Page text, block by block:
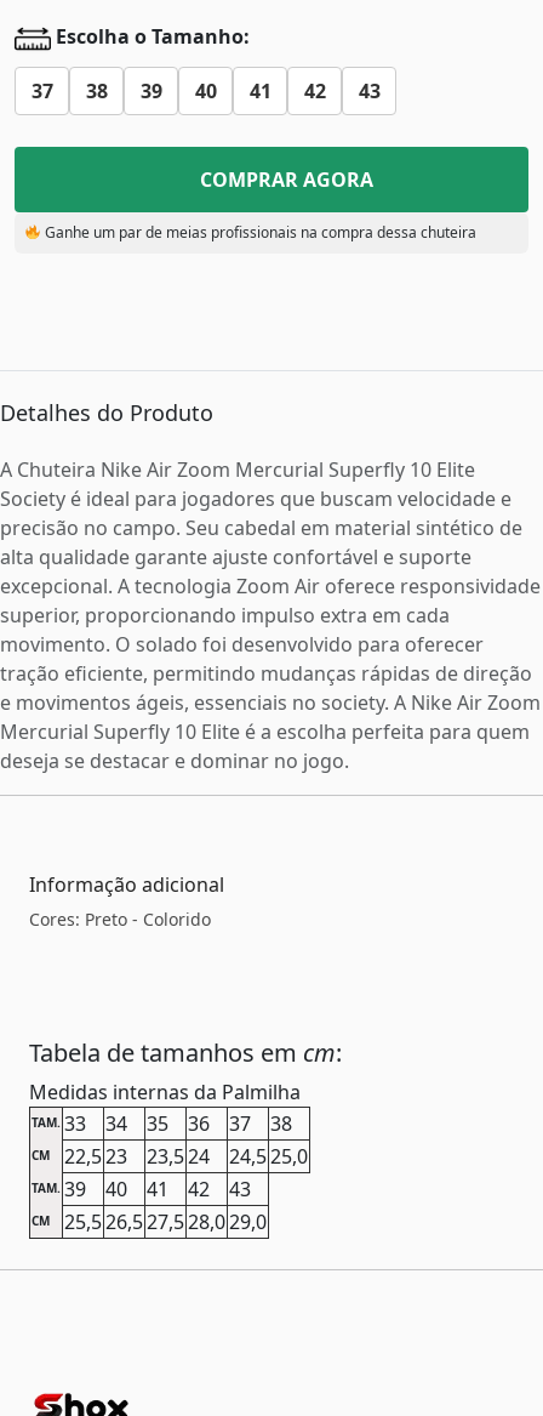
Escolha o Tamanho:
37 38 39 40 41 42 43
COMPRAR AGORA
Ganhe um par de meias profissionais na compra dessa chuteira
Detalhes do Produto
A Chuteira Nike Air Zoom Mercurial Superfly 10 Elite
Society é ideal para jogadores que buscam velocidade e
precisão no campo. Seu cabedal em material sintético de
alta qualidade garante ajuste confortável e suporte
excepcional. A tecnologia Zoom Air oferece responsividade
superior, proporcionando impulso extra em cada
movimento. O solado foi desenvolvido para oferecer
tração eficiente, permitindo mudanças rápidas de direção
e movimentos ágeis, essenciais no society. A Nike Air Zoom
Mercurial Superfly 10 Elite é a escolha perfeita para quem
deseja se destacar e dominar no jogo.
Informação adicional
Cores: Preto - Colorido
Tabela de tamanhos em cm:
Medidas internas da Palmilha
TAM. 33 34 35 36 37 38
CM 22,523 23,524 24,525,0
TAM. 39 40 41 42 43
CM 25,526,527,528,029,0